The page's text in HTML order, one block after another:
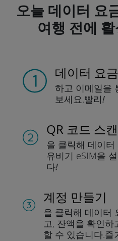
오늘 데이터 요
여행 전에
데이터 요
하고 이메일을
보세요.빨리!
QR 코드 스캔
을 클릭해 데이
유비기 eSIM을
다!
계정 만들기
을 클릭해 데이터
고, 잔액을 확인하
할 수 있습니다.즐